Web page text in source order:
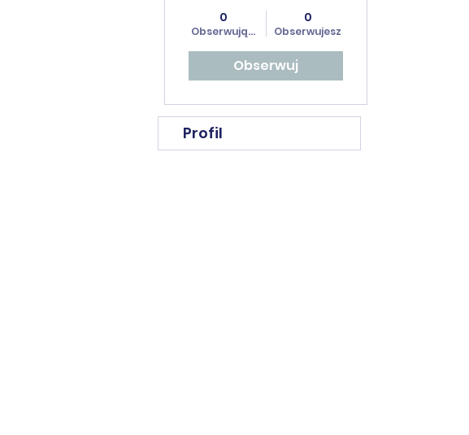
0
Obserwujących
0
Obserwujesz
Obserwuj
Profil